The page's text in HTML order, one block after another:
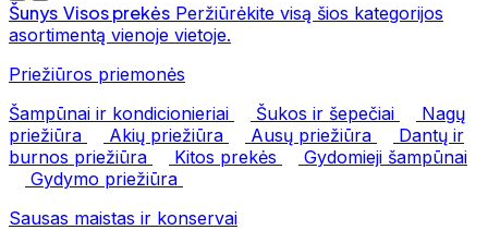
Šunys Visos prekės Peržiūrėkite visą šios kategorijos
asortimentą vienoje vietoje.
Priežiūros priemonės
Šampūnai ir kondicionieriai
Šukos ir šepečiai
Nagų
priežiūra
Akių priežiūra Ausų priežiūra
Dantų ir
burnos priežiūra
Kitos prekės
Gydomieji šampūnai
Gydymo priežiūra
Sausas maistas ir konservai